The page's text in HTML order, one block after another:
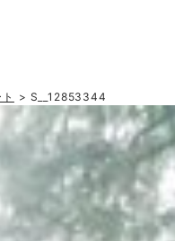
> S__12853344